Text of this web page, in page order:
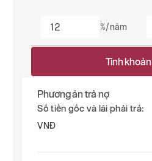
%/năm
Phương án trả nợ
Số tiền gốc và lãi phải trả:
VNĐ